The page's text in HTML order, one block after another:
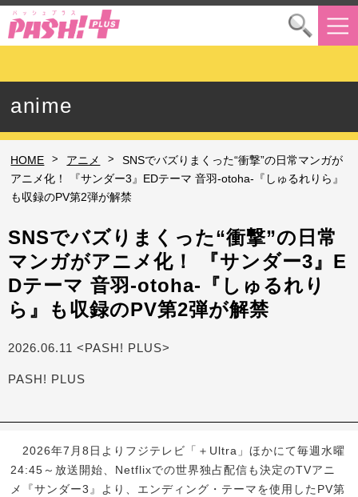
anime
HOME > アニメ >
SNSでバズりまくった“衝撃”の日常マンガが
アニメ化！ 『サンダー3』EDテーマ 音羽-otoha-『しゅるれりら』
も収録のPV第2弾が解禁
SNSでバズりまくった“衝撃”の日常
マンガがアニメ化！ 『サンダー3』E
Dテーマ 音羽-otoha-『しゅるれり
ら』も収録のPV第2弾が解禁
2026.06.11 <PASH! PLUS>
PASH! PLUS
2026年7月8日よりフジテレビ「＋Ultra」ほかにて毎週水曜
24:45～放送開始、Netflixでの世界独占配信も決定のTVアニ
メ『サンダー3』より、エンディング・テーマを使用したPV第